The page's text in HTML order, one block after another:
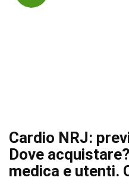
Cardio NRJ:
Dove
medica e utenti.